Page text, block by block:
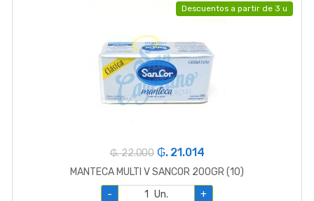
Descuentos a partir de 3 u
₲. 22.000 ₲. 21.014
MANTECA MULTI V SANCOR 200GR (10)
-
Un. +